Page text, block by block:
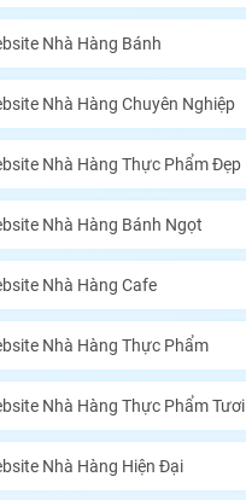
Nhà Hàng Bánh
Nhà Hàng Chuyên Nghiệp
Nhà Hàng Thực Phẩm Đẹp
Nhà Hàng Bánh Ngọt
Nhà Hàng Cafe
Nhà Hàng Thực Phẩm
Nhà Hàng Thực Phẩm Tươi
Nhà Hàng Hiện Đại